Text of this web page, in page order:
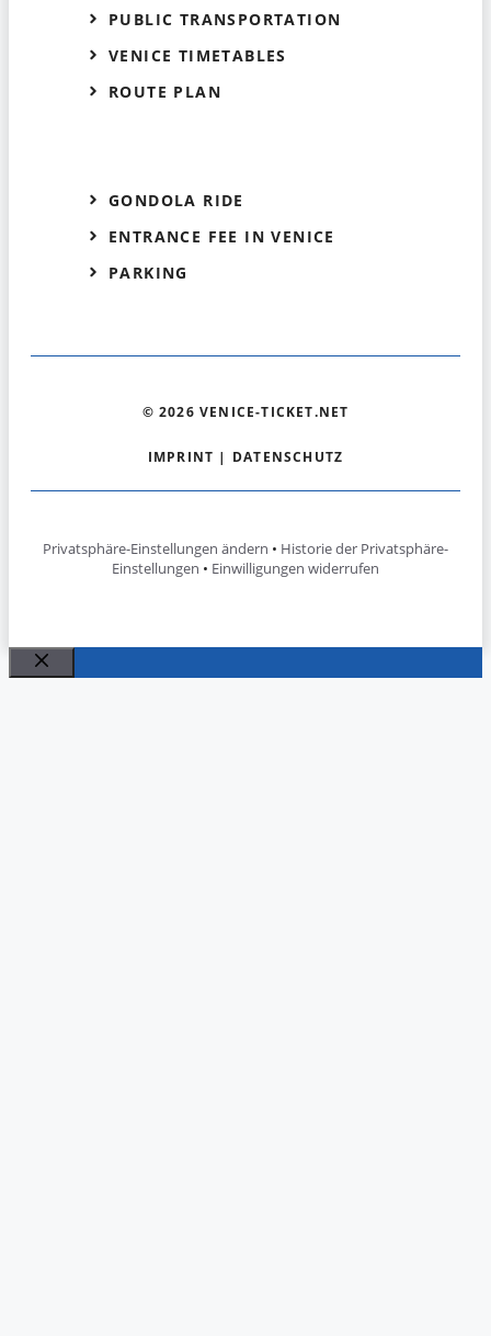
PUBLIC TRANSPORTATION
VENICE TIMETABLES
ROUTE PLAN
GONDOLA RIDE
ENTRANCE FEE IN VENICE
PARKING
© 2026 VENICE-TICKET.NET
IMPRINT | DATENSCHUTZ
Privatsphäre-Einstellungen ändern • Historie der Privatsphäre-
Einstellungen • Einwilligungen widerrufen
Close